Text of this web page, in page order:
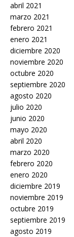
abril 2021
marzo 2021
febrero 2021
enero 2021
diciembre 2020
noviembre 2020
octubre 2020
septiembre 2020
agosto 2020
julio 2020
junio 2020
mayo 2020
abril 2020
marzo 2020
febrero 2020
enero 2020
diciembre 2019
noviembre 2019
octubre 2019
septiembre 2019
agosto 2019